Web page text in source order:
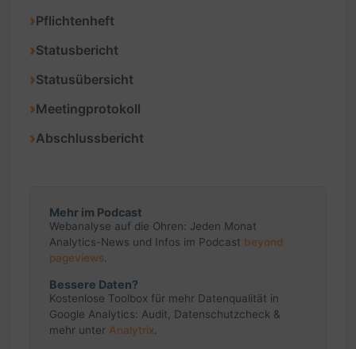
Pflichtenheft
Statusbericht
Statusübersicht
Meetingprotokoll
Abschlussbericht
Mehr im Podcast
Webanalyse auf die Ohren: Jeden Monat
Analytics-News und Infos im Podcast beyond
pageviews
Bessere Daten?
Kostenlose Toolbox für mehr Datenqualität in
Google Analytics: Audit, Datenschutzcheck &
mehr unter Analytrix